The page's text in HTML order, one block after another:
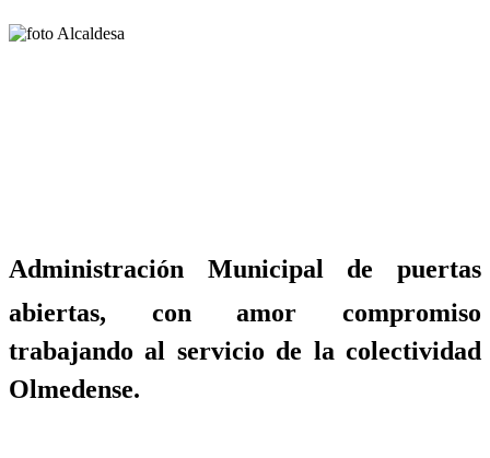
Administración Municipal de puertas
abiertas, con amor compromiso
trabajando al servicio de la colectividad
Olmedense.